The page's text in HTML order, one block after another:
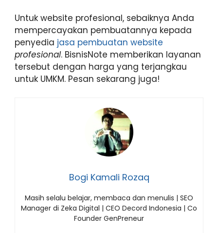
Untuk website profesional, sebaiknya Anda
mempercayakan pembuatannya kepada
penyedia jasa pembuatan website
profesional. BisnisNote memberikan layanan
tersebut dengan harga yang terjangkau
untuk UMKM. Pesan sekarang juga!
Bogi Kamali Rozaq
Masih selalu belajar, membaca dan menulis | SEO
Manager di Zeka Digital | CEO Decord Indonesia | Co
Founder GenPreneur